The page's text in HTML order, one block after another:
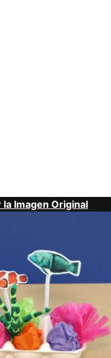
la Imagen Original